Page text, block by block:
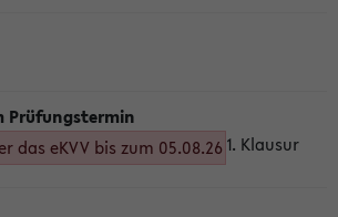
das eKVV bis zum 05.08.26 1. Klausur